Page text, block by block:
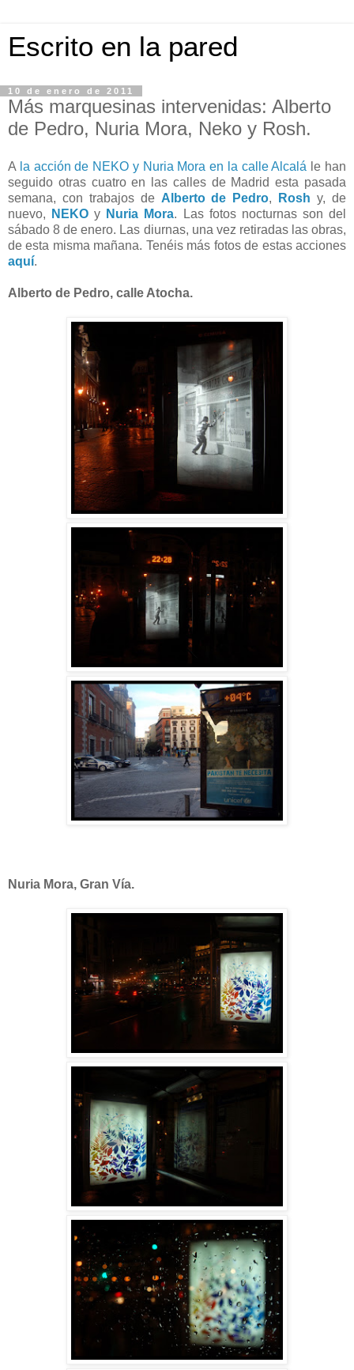
Escrito en la pared
10 de enero de 2011
Más marquesinas intervenidas: Alberto
de Pedro, Nuria Mora, Neko y Rosh.
A la acción de NEKO y Nuria Mora en la calle Alcalá le han
seguido otras cuatro en las calles de Madrid esta pasada
semana, con trabajos de Alberto de Pedro, Rosh y, de
nuevo,
NEKO y Nuria Mora. Las fotos nocturnas son del
sábado 8 de enero. Las diurnas, una vez retiradas las obras,
de esta misma mañana. Tenéis más fotos de estas acciones
aquí.
Alberto de Pedro, calle Atocha.
Nuria Mora, Gran Vía.